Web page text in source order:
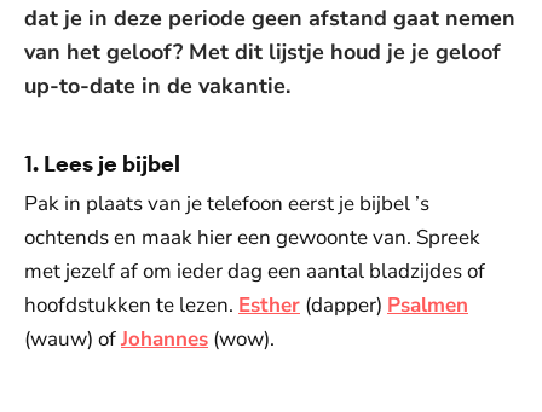
dat je in deze periode geen afstand gaat nemen
van het geloof? Met dit lijstje houd je je geloof
up-to-date in de vakantie.
1. Lees je bijbel
Pak in plaats van je telefoon eerst je bijbel ’s
ochtends en maak hier een gewoonte van. Spreek
met jezelf af om ieder dag een aantal bladzijdes of
hoofdstukken te lezen. Esther (dapper) Psalmen
(wauw) ofJohannes (wow).